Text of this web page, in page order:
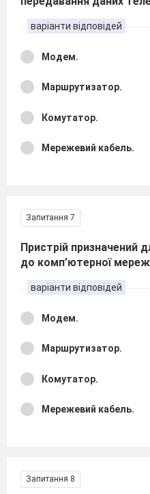
варіанти відповідей
Модем.
Маршрутизатор.
Комутатор.
Мережевий кабель.
Запитання 7
Пристрій призначений
до комп’ютерної
варіанти відповідей
Модем.
Маршрутизатор.
Комутатор.
Мережевий кабель.
Запитання 8